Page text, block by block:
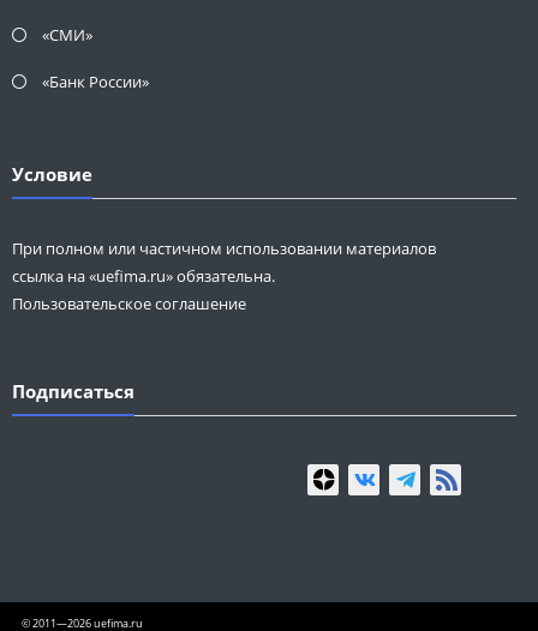
«СМИ»
«Банк России»
Условие
При полном или частичном использовании материалов
ссылка на «uefima.ru» обязательна.
Пользовательское соглашение
Подписаться
© 2011—2026 uefima.ru